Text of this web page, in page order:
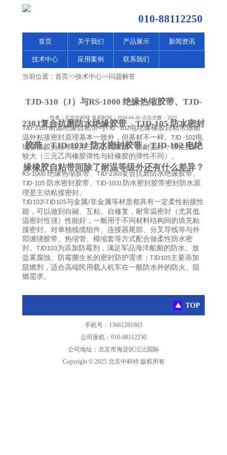
010-88112250
首页 关于我们 产品展示 新闻资讯
技术中心 应用案例 联系我们
当前位置： 首页>>技术中心>>问题解答
TJD-310（J）与RS-1000 绝缘热缩胶带、TJD-
230J复合抗磨防水绝缘胶带、TJD-105 防水密封
胶带、TJD-103J 防水密封胶带、TJD-102 电绝
缘橡胶自粘带间除了耐温等级外还有什么差异？
作者：北京中科特 发布时间：2024-04-30 点击次数：2025
TJD-310J耐温绝缘自粘带与TJD -102电绝缘橡胶自粘带除耐
温外粘接密封原理基本一致外，但基材不一样。 TJD -102电
绝缘橡胶自粘带采用三元乙丙橡胶，除耐温外，弹性区别
较大（三元乙丙橡胶弹性与硅橡胶的弹性不同）。
RS-1000 绝缘热缩胶带、TJD-230J复合抗磨防水绝缘胶带、
TJD-105 防水密封胶带、 TJD-103J 防水密封胶带密封防水原
理是主动粘接密封。
TJD103\TJD105与金属/非金属等材质都具有一定柔性粘接性
能，可以做到自融、互粘、自修复，耐常温密封（尤其低
温密封性强）性能好，一般用于不同材料结构间的填充粘
接密封。对单独线缆组件、连接器尾部、分叉导线等与外
部缠绕胶带、热缩管、模缩套等方式配合做柔性防水密
封。 TJD103为添加防霉剂，满足军品海洋船舶的防水、放
盐雾腐蚀、防霉菌生长的密封防护需求； TJD105主要添加
阻燃剂，适合高端民用载人机车在一般防水外的防火、阻
燃需求。
TOP
手机号：13661281663
公司座机：010-88112250
公司地址：北京市海淀区沄沄国际
Copyright © 2025 北京中科特 版权所有